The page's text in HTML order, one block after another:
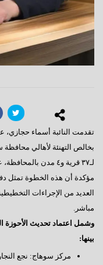
تقدمت النائبة أسماء حجازي،
بخالص التهنئة لأهالي محافظة
لـ٣٧ قرية و٤ مدن
مؤكدة أن هذه الخطوة تمثل
العديد من الإجراءات
مباشر.
وشمل اعتماد تحديث الأحوزة
بينها:
مركز سوهاج: نجع